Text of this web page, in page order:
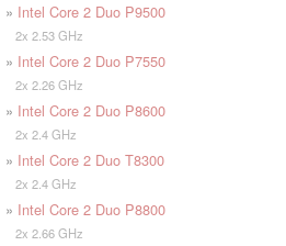
» Intel Core 2 Duo P9500
2x 2.53 GHz
» Intel Core 2 Duo P7550
2x 2.26 GHz
» Intel Core 2 Duo P8600
2x 2.4 GHz
» Intel Core 2 Duo T8300
2x 2.4 GHz
» Intel Core 2 Duo P8800
2x 2.66 GHz